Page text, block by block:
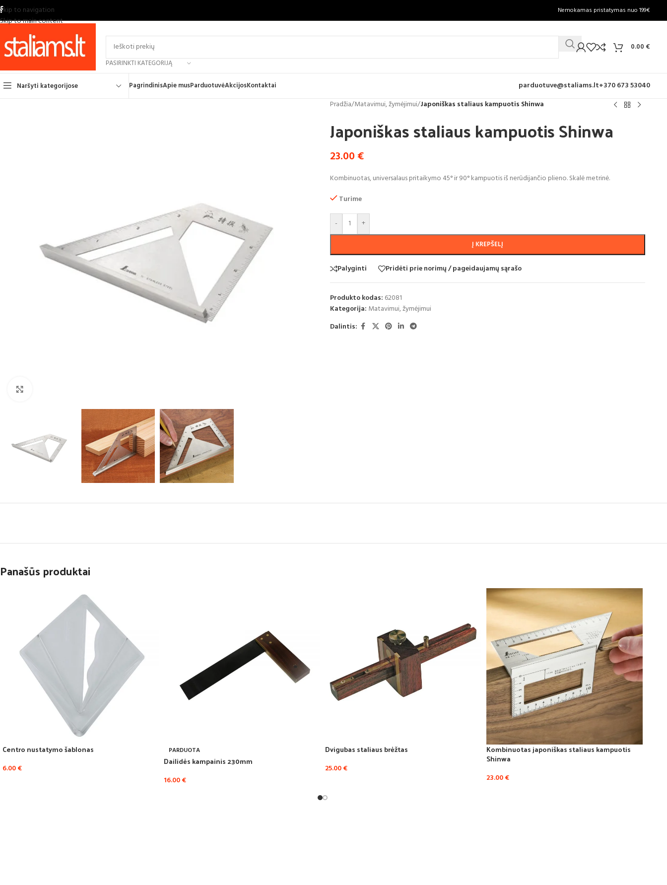
Skip to navigation
Skip to main content
Nemokamas pristatymas nuo 199€
PASIRINKTI KATEGORIJĄ
0.00 €
Naršyti kategorijose PagrindinisApie musParduotuvėAkcijosKontaktai parduotuve@staliams.lt+370 673 53040
Pradžia/Matavimui, žymėjimui/Japoniškas staliaus kampuotis Shinwa
Japoniškas staliaus kampuotis Shinwa
23.00 €
Kombinuotas, universalaus pritaikymo 45° ir 90° kampuotis iš nerūdijančio plieno. Skalė metrinė.
Turime
- +
Į KREPŠELĮ
Palyginti Pridėti prie norimų / pageidaujamų sąrašo
Produkto kodas: 62081
Kategorija: Matavimui, žymėjimui
Dalintis:
Panašūs produktai
Centro nustatymo šablonas
6.00€
PARDUOTA
Dailidės kampainis 230mm
16.00€
Dvigubas staliaus brėžtas
25.00€
Kombinuotas japoniškas staliaus kampuotis
Shinwa
23.00€